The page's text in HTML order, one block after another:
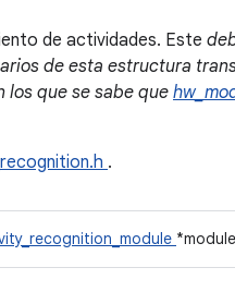
de actividades. Este
de esta estructura
los que se sabe que
.